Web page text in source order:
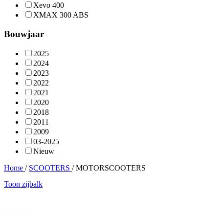
Xevo 400
XMAX 300 ABS
Bouwjaar
2025
2024
2023
2022
2021
2020
2018
2011
2009
03-2025
Nieuw
Home / SCOOTERS / MOTORSCOOTERS
Toon zijbalk